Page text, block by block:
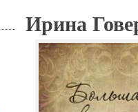
Ирина